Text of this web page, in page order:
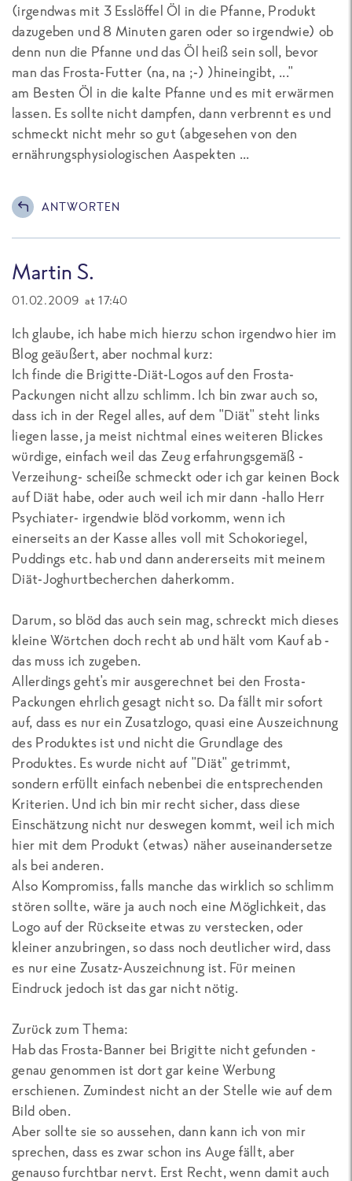
(irgendwas mit 3 Esslöffel Öl in die Pfanne, Produkt
dazugeben und 8 Minuten garen oder so irgendwie) ob
denn nun die Pfanne und das Öl heiß sein soll, bevor
man das Frosta-Futter (na, na ;-) )hineingibt, ..."
am Besten Öl in die kalte Pfanne und es mit erwärmen
lassen. Es sollte nicht dampfen, dann verbrennt es und
schmeckt nicht mehr so gut (abgesehen von den
ernährungsphysiologischen Aaspekten ...
ANTWORTEN
Martin S.
01.02.2009 at 17:40
Ich glaube, ich habe mich hierzu schon irgendwo hier im
Blog geäußert, aber nochmal kurz:
Ich finde die Brigitte-Diät-Logos auf den Frosta-
Packungen nicht allzu schlimm. Ich bin zwar auch so,
dass ich in der Regel alles, auf dem "Diät" steht links
liegen lasse, ja meist nichtmal eines weiteren Blickes
würdige, einfach weil das Zeug erfahrungsgemäß -
Verzeihung- scheiße schmeckt oder ich gar keinen Bock
auf Diät habe, oder auch weil ich mir dann -hallo Herr
Psychiater- irgendwie blöd vorkomm, wenn ich
einerseits an der Kasse alles voll mit Schokoriegel,
Puddings etc. hab und dann andererseits mit meinem
Diät-Joghurtbecherchen daherkomm.
Darum, so blöd das auch sein mag, schreckt mich dieses
kleine Wörtchen doch recht ab und hält vom Kauf ab -
das muss ich zugeben.
Allerdings geht's mir ausgerechnet bei den Frosta-
Packungen ehrlich gesagt nicht so. Da fällt mir sofort
auf, dass es nur ein Zusatzlogo, quasi eine Auszeichnung
des Produktes ist und nicht die Grundlage des
Produktes. Es wurde nicht auf "Diät" getrimmt,
sondern erfüllt einfach nebenbei die entsprechenden
Kriterien. Und ich bin mir recht sicher, dass diese
Einschätzung nicht nur deswegen kommt, weil ich mich
hier mit dem Produkt (etwas) näher auseinandersetze
als bei anderen.
Also Kompromiss, falls manche das wirklich so schlimm
stören sollte, wäre ja auch noch eine Möglichkeit, das
Logo auf der Rückseite etwas zu verstecken, oder
kleiner anzubringen, so dass noch deutlicher wird, dass
es nur eine Zusatz-Auszeichnung ist. Für meinen
Eindruck jedoch ist das gar nicht nötig.
Zurück zum Thema:
Hab das Frosta-Banner bei Brigitte nicht gefunden -
genau genommen ist dort gar keine Werbung
erschienen. Zumindest nicht an der Stelle wie auf dem
Bild oben.
Aber sollte sie so aussehen, dann kann ich von mir
sprechen, dass es zwar schon ins Auge fällt, aber
genauso furchtbar nervt. Erst Recht, wenn damit auch